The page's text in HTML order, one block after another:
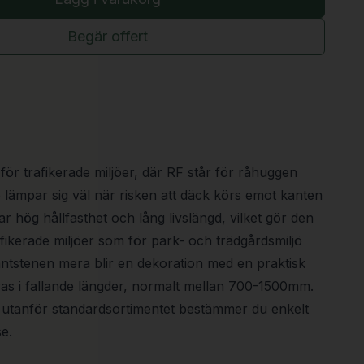
Begär offert
trafikerade miljöer, där RF står för råhuggen
sig väl när risken att däck körs emot kanten
hög hållfasthet och lång livslängd, vilket gör den
miljöer som för park- och trädgårdsmiljö
mera blir en dekoration med en praktisk
i fallande längder, normalt mellan 700-1500mm.
standardsortimentet bestämmer du enkelt